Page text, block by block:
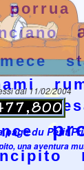
porrua
dal 11/02/2004
page du Petit
una aventura